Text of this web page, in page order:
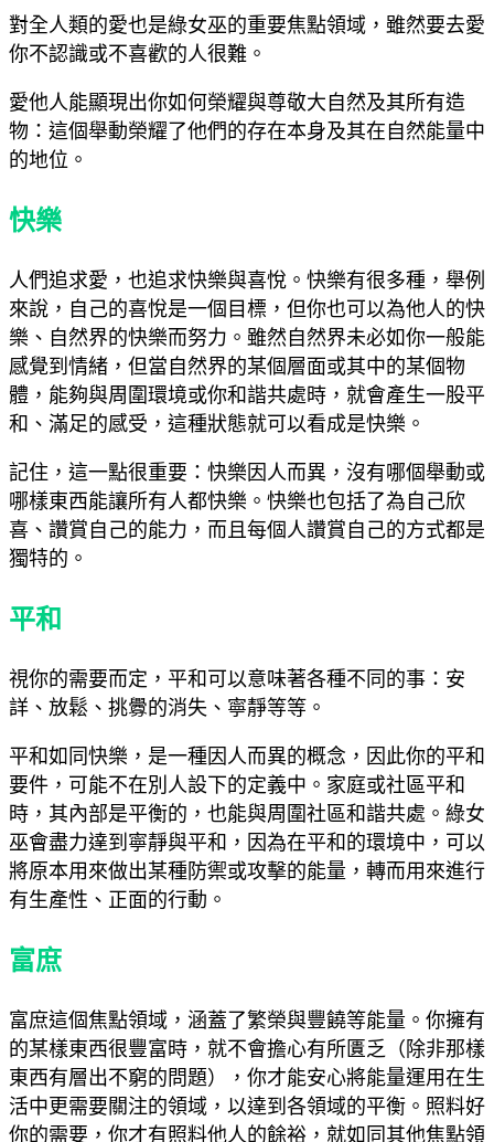
對全人類的愛也是綠女巫的重要焦點領域，雖然要去愛
你不認識或不喜歡的人很難。
愛他人能顯現出你如何榮耀與尊敬大自然及其所有造
物：這個舉動榮耀了他們的存在本身及其在自然能量中
的地位。
快樂
人們追求愛，也追求快樂與喜悅。快樂有很多種，舉例
來說，自己的喜悅是一個目標，但你也可以為他人的快
樂、自然界的快樂而努力。雖然自然界未必如你一般能
感覺到情緒，但當自然界的某個層面或其中的某個物
體，能夠與周圍環境或你和諧共處時，就會產生一股平
和、滿足的感受，這種狀態就可以看成是快樂。
記住，這一點很重要：快樂因人而異，沒有哪個舉動或
哪樣東西能讓所有人都快樂。快樂也包括了為自己欣
喜、讚賞自己的能力，而且每個人讚賞自己的方式都是
獨特的。
平和
視你的需要而定，平和可以意味著各種不同的事：安
詳、放鬆、挑釁的消失、寧靜等等。
平和如同快樂，是一種因人而異的概念，因此你的平和
要件，可能不在別人設下的定義中。家庭或社區平和
時，其內部是平衡的，也能與周圍社區和諧共處。綠女
巫會盡力達到寧靜與平和，因為在平和的環境中，可以
將原本用來做出某種防禦或攻擊的能量，轉而用來進行
有生產性、正面的行動。
富庶
富庶這個焦點領域，涵蓋了繁榮與豐饒等能量。你擁有
的某樣東西很豐富時，就不會擔心有所匱乏（除非那樣
東西有層出不窮的問題），你才能安心將能量運用在生
活中更需要關注的領域，以達到各領域的平衡。照料好
你的需要，你才有照料他人的餘裕，就如同其他焦點領